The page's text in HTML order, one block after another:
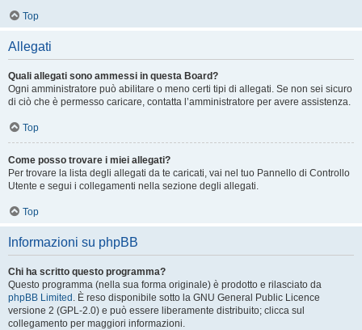
Top
Allegati
Quali allegati sono ammessi in questa Board?
Ogni amministratore può abilitare o meno certi tipi di allegati. Se non sei sicuro
di ciò che è permesso caricare, contatta l’amministratore per avere assistenza.
Top
Come posso trovare i miei allegati?
Per trovare la lista degli allegati da te caricati, vai nel tuo Pannello di Controllo
Utente e segui i collegamenti nella sezione degli allegati.
Top
Informazioni su phpBB
Chi ha scritto questo programma?
Questo programma (nella sua forma originale) è prodotto e rilasciato da
phpBB Limited . È reso disponibile sotto la GNU General Public Licence
versione 2 (GPL-2.0) e può essere liberamente distribuito; clicca sul
collegamento per maggiori informazioni.